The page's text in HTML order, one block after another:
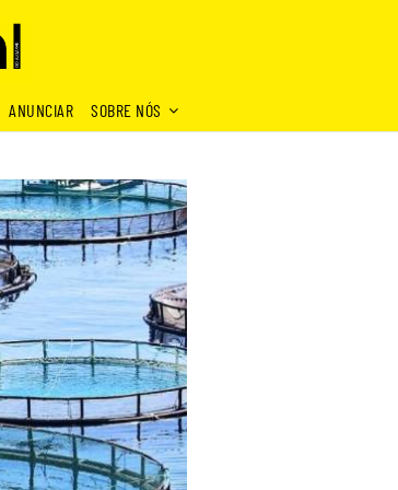
ANUNCIAR SOBRE NÓS